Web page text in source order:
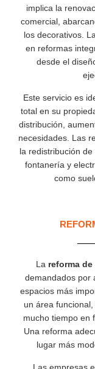
implica la
comercial,
los decorativos.
en reformas
desde el
Este servicio es
total en su
distribución,
necesidades. Las
la redistribución
fontanería y
como
La reforma
demandados por
espacios más
un área
mucho tiempo en
Una reforma
lugar más